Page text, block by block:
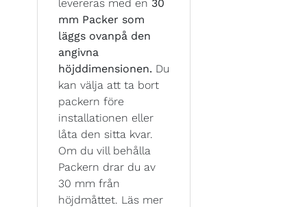
levereras med en 30
mm Packer som
läggs ovanpå den
angivna
höjddimensionen. Du
kan välja att ta bort
packern före
installationen eller
låta den sitta kvar.
Om du vill behålla
Packern drar du av
30 mm från
höjdmåttet. Läs mer